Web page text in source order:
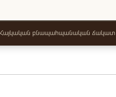
բնապահպանական ճակատ